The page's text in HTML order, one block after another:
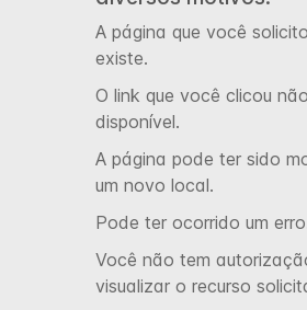
A página que você
existe.
O link que você clicou
disponível.
A página pode ter sido
um novo local.
Pode ter ocorrido um
Você não tem
visualizar o recurso